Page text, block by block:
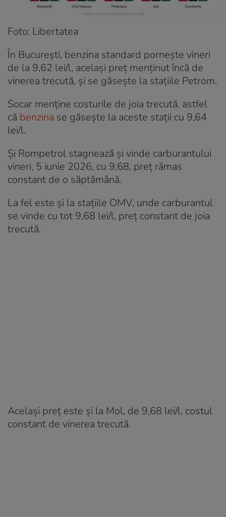
Foto: Libertatea
În București, benzina standard pornește vineri
de la 9,62 lei/l, același preț menținut încă de
vinerea trecută, și se găsește la stațiile Petrom.
Socar menține costurile de joia trecută, astfel
că benzina se găsește la aceste stații cu 9,64
lei/l.
Și Rompetrol stagnează și vinde carburantului
vineri, 5 iunie 2026, cu 9,68, preț rămas
constant de o săptămână.
La fel este și la stațiile OMV, unde carburantul
se vinde cu tot 9,68 lei/l, preț constant de joia
trecută.
Același preț este și la Mol, de 9,68 lei/l, costul
constant de vinerea trecută.